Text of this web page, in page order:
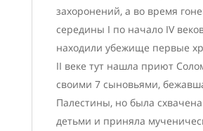
захоронений, а во время
середины I по начало IV
находили убежище первые
II веке тут нашла приют
своими 7 сыновьями,
Палестины, но была
детьми и приняла